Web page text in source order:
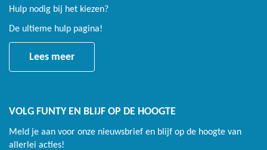
Hulp nodig bij het kiezen?
De ultieme hulp pagina!
Lees meer
VOLG FUNTY EN BLIJF OP DE HOOGTE
Meld je aan voor onze nieuwsbrief en blijf op de hoogte van
allerlei acties!